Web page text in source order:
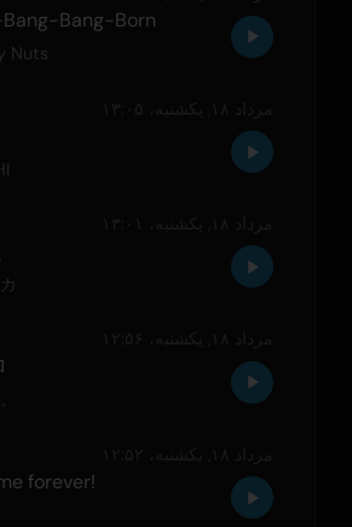
Bang-Born
Nuts
forever!